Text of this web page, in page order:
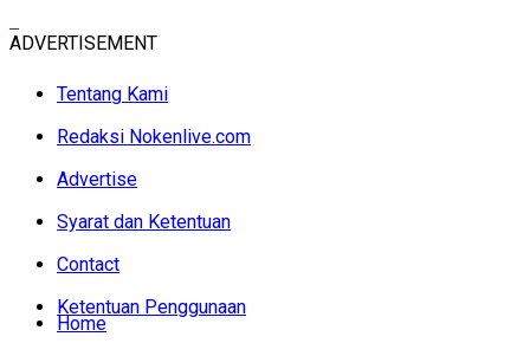
ADVERTISEMENT
Tentang Kami
Redaksi Nokenlive.com
Advertise
Syarat dan Ketentuan
Contact
Ketentuan Penggunaan
Home